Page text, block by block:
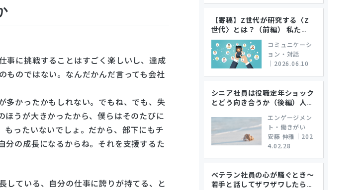
事に挑戦することはすごく楽しいし、達成
ものではない。なんだかんだ言っても会社
多かったかもしれない。でもね、でも、失
ほうが大きかったから、僕らはそのたびに
ったいないでしょ。だから、部下にもチ
分の成長になるからね。それを支援するた
している、自分の仕事に誇りが持てる、と
【寄稿】Z世代が研究する〈Z
世代〉とは？（前編） 私た…
コミュニケーシ
ョン・対話
2026.06.10
シニア社員は役職定年ショック
とどう向き合うか（後編）人…
エンゲージメン
ト・働きがい
安藤 伸雅 ｜ 202
4.02.28
ベテラン社員の心が騒ぐとき～
若手と話してザワザワしたら …